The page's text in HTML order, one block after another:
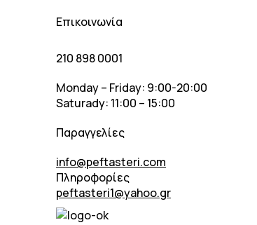
Επικοινωνία
210 898 0001
Monday – Friday: 9:00-20:00
Saturady: 11:00 – 15:00
Παραγγελίες
info@peftasteri.com
Πληροφορίες
peftasteri1@yahoo.gr